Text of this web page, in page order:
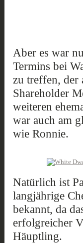
Aber es war
Termins bei
zu treffen, der
Shareholder
weiteren
war auch am
wie Ronnie.
Natürlich ist
langjährige
bekannt, da
erfolgreicher
Häuptling.